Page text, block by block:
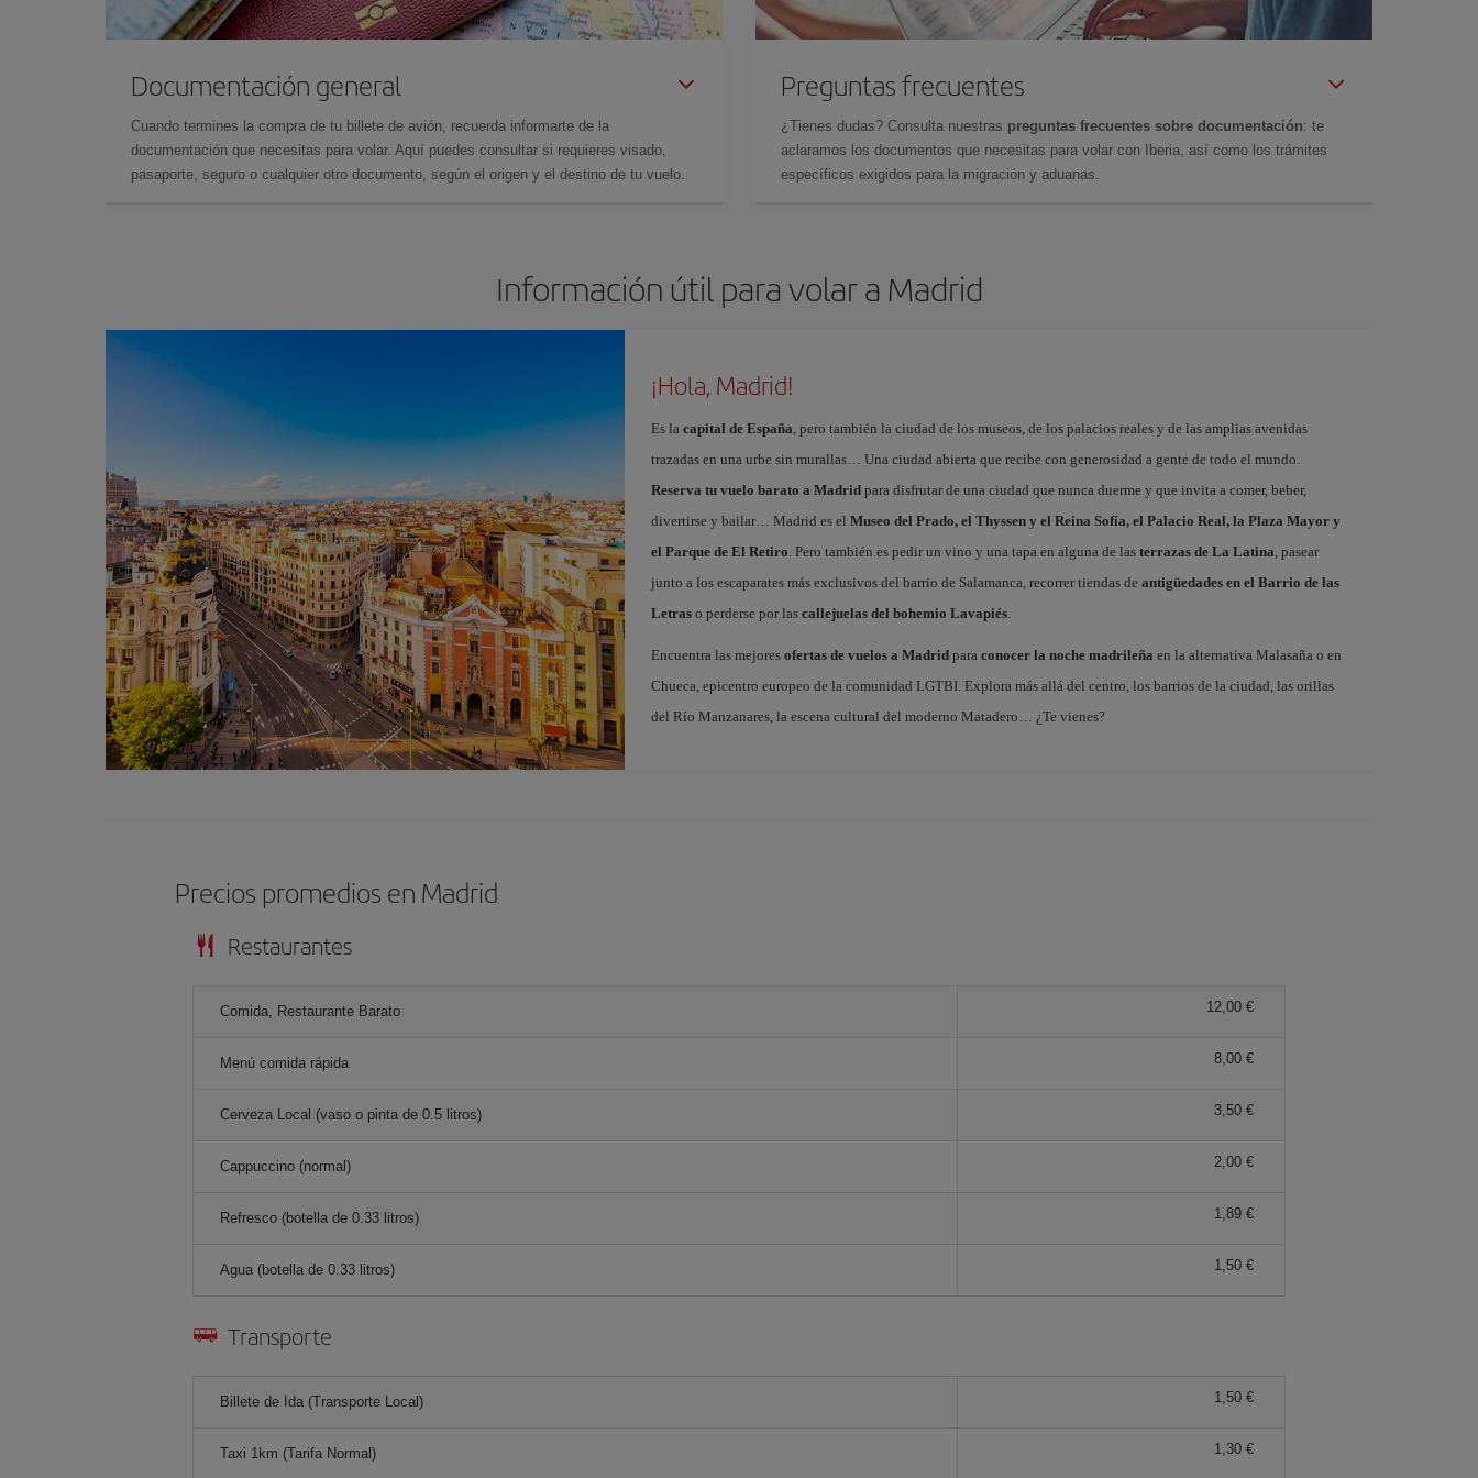
Documentación general
Cuando termines la compra de tu billete de avión, recuerda informarte de la
documentación que necesitas para volar. Aquí puedes consultar si requieres visado,
pasaporte, seguro o cualquier otro documento, según el origen y el destino de tu vuelo.
Preguntas frecuentes
¿Tienes dudas? Consulta nuestras preguntas frecuentes sobre documentación: te
aclaramos los documentos que necesitas para volar con Iberia, así como los trámites
específicos exigidos para la migración y aduanas.
Información útil para volar a Madrid
¡Hola, Madrid!
Es la capital de España, pero también la ciudad de los museos, de los palacios reales y de las amplias avenidas
trazadas en una urbe sin murallas… Una ciudad abierta que recibe con generosidad a gente de todo el mundo.
Reserva tu vuelo barato a Madridpara disfrutar de una ciudad que nunca duerme y que invita a comer, beber,
divertirse y bailar… Madrid es el Museo del Prado, el Thyssen y el Reina Sofía, el Palacio Real, la Plaza Mayor y
el Parque de El Retiro. Pero también es pedir un vino y una tapa en alguna de las terrazas de La Latina, pasear
junto a los escaparates más exclusivos del barrio de Salamanca, recorrer tiendas de antigüedades en el Barrio de las
Letraso perderse por las callejuelas del bohemio Lavapiés.
Encuentra las mejores ofertas de vuelos a Madridpara conocer la noche madrileña en la alternativa Malasaña o en
Chueca, epicentro europeo de la comunidad LGTBI. Explora más allá del centro, los barrios de la ciudad, las orillas
del Río Manzanares, la escena cultural del moderno Matadero… ¿Te vienes?
Precios promedios en Madrid
Restaurantes
Comida, Restaurante Barato 12,00
Menú comida rápida 8,00
Cerveza Local (vaso o pinta de 0.5 litros) 3,50
Cappuccino (normal) 2,00
Refresco (botella de 0.33 litros) 1,89
Agua (botella de 0.33 litros) 1,50
Transporte
Billete de Ida (Transporte Local) 1,50
Taxi 1km (Tarifa Normal) 1,30